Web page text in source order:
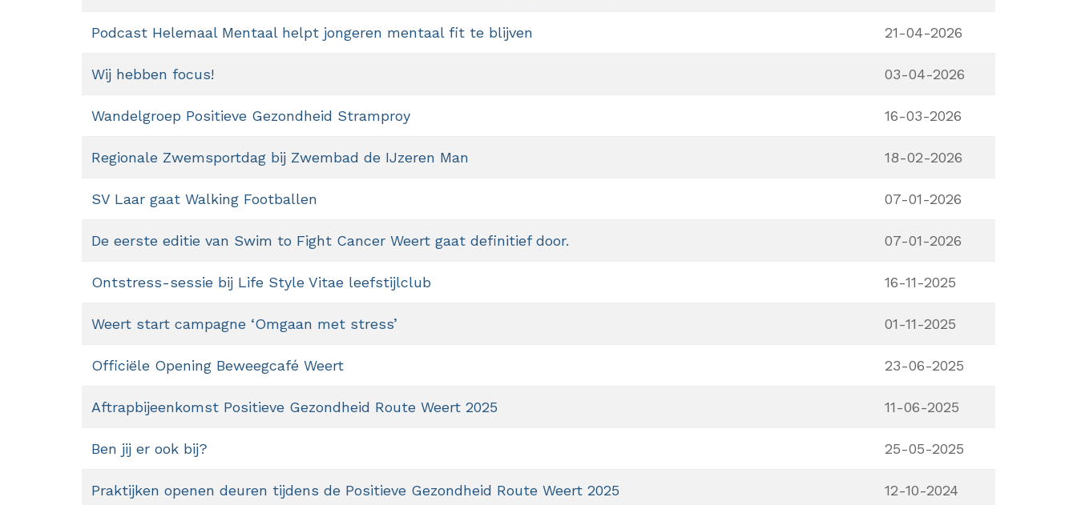
Podcast Helemaal Mentaal helpt jongeren mentaal fit te blijven 21-04-2026
Wij hebben focus! 03-04-2026
Wandelgroep Positieve Gezondheid Stramproy 16-03-2026
Regionale Zwemsportdag bij Zwembad de IJzeren Man 18-02-2026
SV Laar gaat Walking Footballen 07-01-2026
De eerste editie van Swim to Fight Cancer Weert gaat definitief door. 07-01-2026
Ontstress-sessie bij Life Style Vitae leefstijlclub 16-11-2025
Weert start campagne ‘Omgaan met stress’ 01-11-2025
Officiële Opening Beweegcafé Weert 23-06-2025
Aftrapbijeenkomst Positieve Gezondheid Route Weert 2025 11-06-2025
Ben jij er ook bij? 25-05-2025
Praktijken openen deuren tijdens de Positieve Gezondheid Route Weert 2025 12-10-2024